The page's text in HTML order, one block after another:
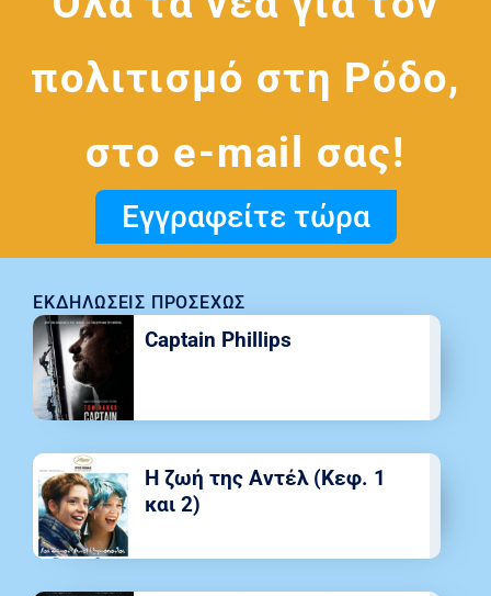
πολιτισμό στη Ρόδο,
στο e-mail σας!
Εγγραφείτε τώρα
ΕΚΔΗΛΏΣΕΙΣ ΠΡΟΣΕΧΏΣ
Captain Phillips
Η ζωή της Αντέλ (Κεφ. 1
και 2)